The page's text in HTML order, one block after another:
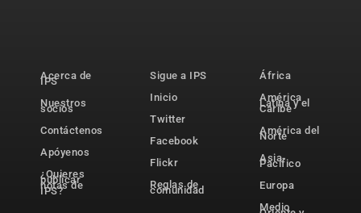
Acerca de
IPS
Nuestros
socios
Contáctenos
Apóyenos
¿Quieres
publicar
notas de
IPS?
Sigue a IPS
Inicio
Twitter
Facebook
Flickr
Reglas de
comunidad
África
América
Latina y el
Caribe
América del
Norte
Asia-
Pacífico
Europa
Medio